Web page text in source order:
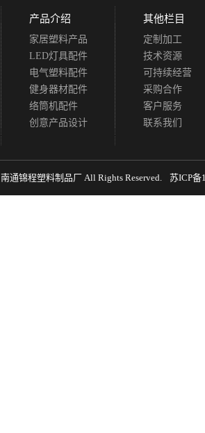
产品介绍
家居塑料产品
LED灯具配件
电气塑料配件
健身器材配件
络筒机配件
创意产品设计
其他栏目
定制加工
技术资源
可持续经营
采购合作
客户服务
联系我们
南通锦程塑料制品厂All Rights Reserved. 苏ICP备